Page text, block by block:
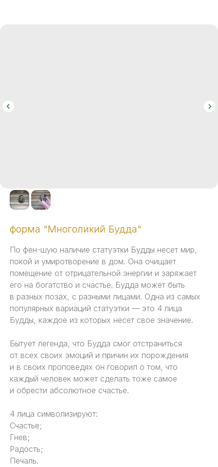
форма "Многоликий Будда"
По фен-шую наличие статуэтки Будды несет мир,
покой и умиротворение в дом. Она очищает
помещение от отрицательной энергии и заряжает
его на богатство и счастье. Будда может быть
в разных позах, с разными лицами. Одна из самых
популярных вариаций статуэтки — это 4 лица
Будды, каждое из которых несет свое значение.
Бытует легенда, что Будда смог отстраниться
от всех своих эмоций и причин их порождения
и в своих проповедях он говорил о том, что
каждый человек может сделать тоже самое
и обрести абсолютное счастье.
4 лица символизируют:
Счастье;
Гнев;
Радость;
Печаль.